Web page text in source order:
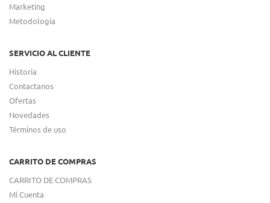
Marketing
Metodologia
SERVICIO AL CLIENTE
Historia
Contactanos
Ofertas
Novedades
Términos de uso
CARRITO DE COMPRAS
CARRITO DE COMPRAS
Mi Cuenta